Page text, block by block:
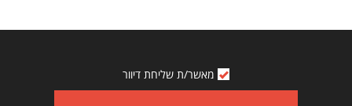
מאשר/ת שליחת דיוור